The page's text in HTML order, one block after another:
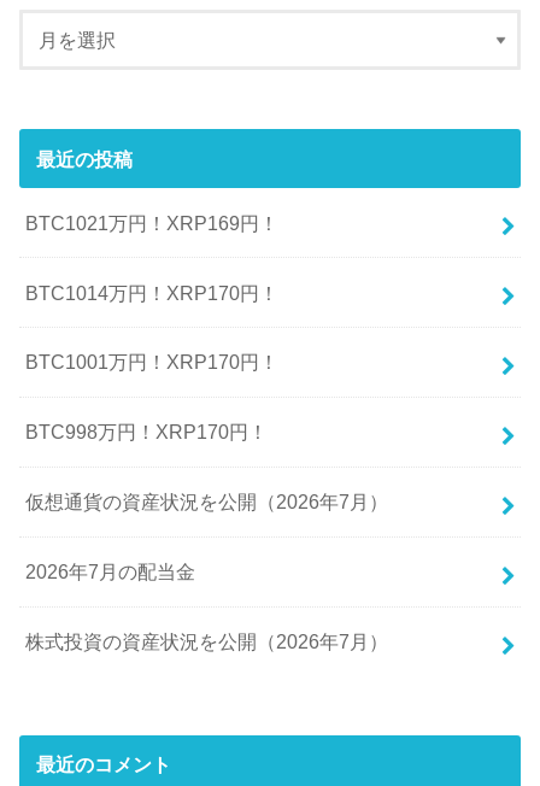
最近の投稿
BTC1021万円！XRP169円！
BTC1014万円！XRP170円！
BTC1001万円！XRP170円！
BTC998万円！XRP170円！
仮想通貨の資産状況を公開（2026年7月）
2026年7月の配当金
株式投資の資産状況を公開（2026年7月）
最近のコメント